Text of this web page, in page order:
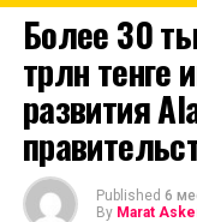
Более 30
трлн тенге
развития
Published 6
By Marat